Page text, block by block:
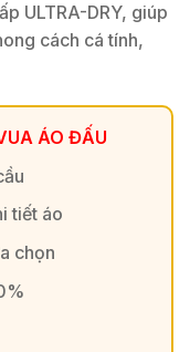
ULTRA-DRY, giúp
cách cá tính,
ÁO ĐẤU
tiết áo
chọn